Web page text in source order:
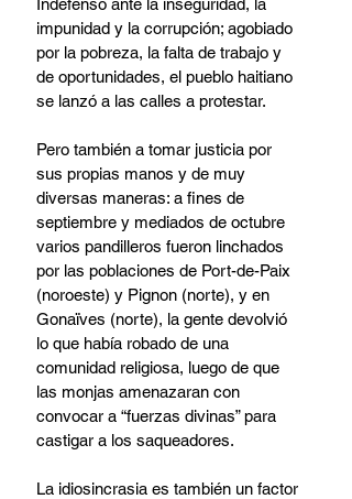
impunidad y la corrupción; agobiado
por la pobreza, la falta de trabajo y
de oportunidades, el pueblo haitiano
se lanzó a las calles a protestar.
Pero también a tomar justicia por
sus propias manos y de muy
diversas maneras: a fines de
septiembre y mediados de octubre
varios pandilleros fueron linchados
por las poblaciones de Port-de-Paix
(noroeste) y Pignon (norte), y en
Gonaïves (norte), la gente devolvió
lo que había robado de una
comunidad religiosa, luego de que
las monjas amenazaran con
convocar a “fuerzas divinas” para
castigar a los saqueadores.
La idiosincrasia es también un factor